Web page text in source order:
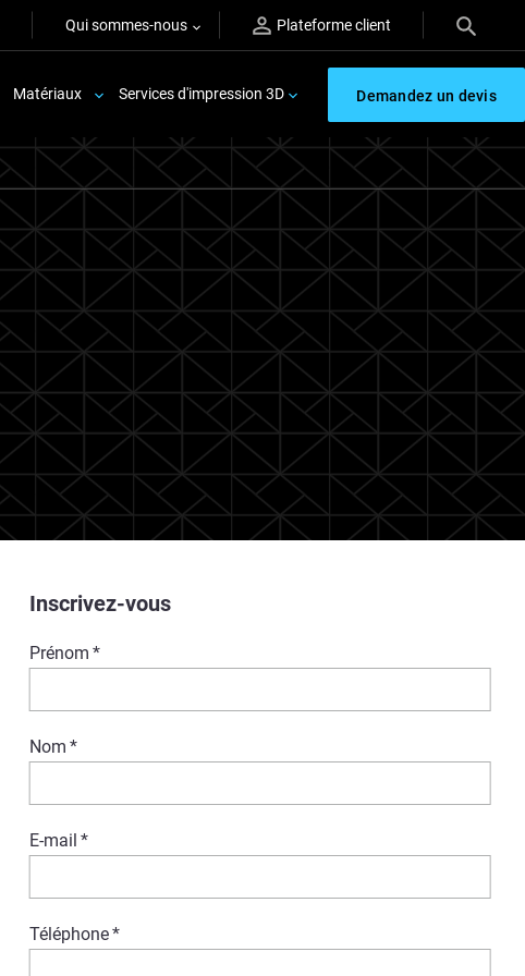
Qui sommes-nous Plateforme client
Matériaux Services d'impression 3D Demandez un devis
Inscrivez-vous
Prénom *
Nom *
E-mail *
Téléphone*